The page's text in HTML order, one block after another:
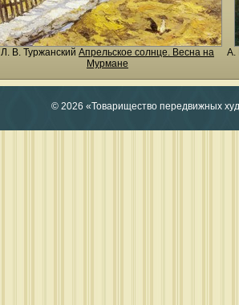
Л. В. Туржанский Апрельское солнце. Весна на
Мурмане
А.
© 2026 «Товарищество передвижных